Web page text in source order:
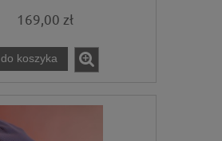
169,00 zł
do koszyka